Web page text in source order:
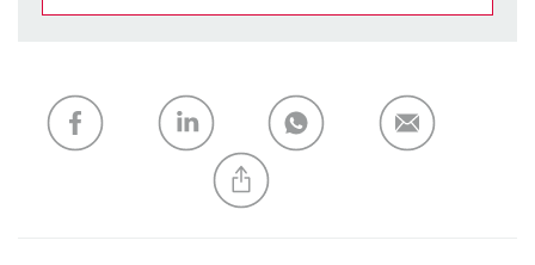
Min liste LEGG TIL
OPPRETT EN NY LISTE